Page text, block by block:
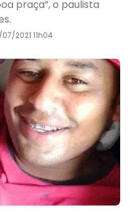
praça”, o paulista
2021 11h04